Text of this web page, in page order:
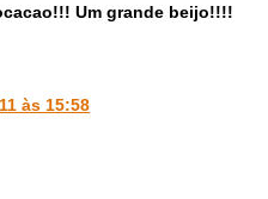
Um grande beijo!!!!
às 15:58